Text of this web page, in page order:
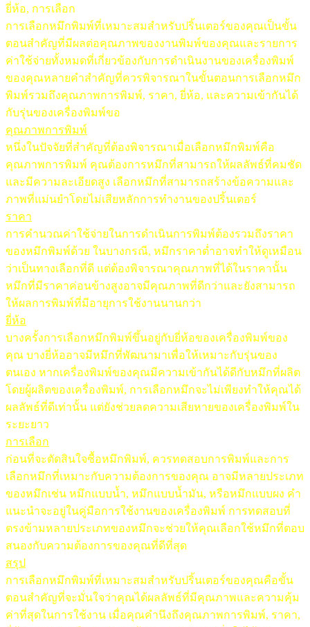
ยี่ห้อ, การเลือก
การเลือกหมึกพิมพ์ที่เหมาะสมสำหรับปริ้นเตอร์ของคุณเป็นขั้น
ตอนสำคัญที่มีผลต่อคุณภาพของงานพิมพ์ของคุณและรายการ
ค่าใช้จ่ายทั้งหมดที่เกี่ยวข้องกับการดำเนินงานของเครื่องพิมพ์
ของคุณหลายคำสำคัญที่ควรพิจารณาในขั้นตอนการเลือกหมึก
พิมพ์รวมถึงคุณภาพการพิมพ์, ราคา, ยี่ห้อ, และความเข้ากันได้
กับรุ่นของเครื่องพิมพ์ขอ
คุณภาพการพิมพ์
หนึ่งในปัจจัยที่สำคัญที่ต้องพิจารณาเมื่อเลือกหมึกพิมพ์คือ
คุณภาพการพิมพ์ คุณต้องการหมึกที่สามารถให้ผลลัพธ์ที่คมชัด
และมีความละเอียดสูง เลือกหมึกที่สามารถสร้างข้อความและ
ภาพที่แม่นยำโดยไม่เสียหลักการทำงานของปริ้นเตอร์
ราคา
การคำนวณค่าใช้จ่ายในการดำเนินการพิมพ์ต้องรวมถึงราคา
ของหมึกพิมพ์ด้วย ในบางกรณี, หมึกราคาต่ำอาจทำให้ดูเหมือน
ว่าเป็นทางเลือกที่ดี แต่ต้องพิจารณาคุณภาพที่ได้ในราคานั้น
หมึกที่มีราคาค่อนข้างสูงอาจมีคุณภาพที่ดีกว่าและยังสามารถ
ให้ผลการพิมพ์ที่มีอายุการใช้งานนานกว่า
ยี่ห้อ
บางครั้งการเลือกหมึกพิมพ์ขึ้นอยู่กับยี่ห้อของเครื่องพิมพ์ของ
คุณ บางยี่ห้ออาจมีหมึกที่พัฒนามาเพื่อให้เหมาะกับรุ่นของ
ตนเอง หากเครื่องพิมพ์ของคุณมีความเข้ากันได้ดีกับหมึกที่ผลิต
โดยผู้ผลิตของเครื่องพิมพ์, การเลือกหมึกจะไม่เพียงทำให้คุณได้
ผลลัพธ์ที่ดีเท่านั้น แต่ยังช่วยลดความเสียหายของเครื่องพิมพ์ใน
ระยะยาว
การเลือก
ก่อนที่จะตัดสินใจซื้อหมึกพิมพ์, ควรทดสอบการพิมพ์และการ
เลือกหมึกที่เหมาะกับความต้องการของคุณ อาจมีหลายประเภท
ของหมึกเช่น หมึกแบบน้ำ, หมึกแบบน้ำมัน, หรือหมึกแบบผง คำ
แนะนำจะอยู่ในคู่มือการใช้งานของเครื่องพิมพ์ การทดสอบที่
ตรงข้ามหลายประเภทของหมึกจะช่วยให้คุณเลือกใช้หมึกที่ตอบ
สนองกับความต้องการของคุณที่ดีที่สุด
สรุป
การเลือกหมึกพิมพ์ที่เหมาะสมสำหรับปริ้นเตอร์ของคุณคือขั้น
ตอนสำคัญที่จะมั่นใจว่าคุณได้ผลลัพธ์ที่มีคุณภาพและความคุ้ม
ค่าที่สุดในการใช้งาน เมื่อคุณคำนึงถึงคุณภาพการพิมพ์, ราคา,